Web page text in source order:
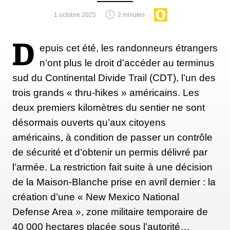
longue interview qu'elle a accordée à Outside.
Ce que représente le succès de
« Wild » pour moi
"J'ai passé des années à essayer de donner un sens à
la mort de ma mère et à ce que cette randonnée
signifiait pour moi. J'ai tout mis dans ce livre. Le
fait qu'il ait été accueilli avec autant de passion par
tant de gens, dans tant de langues et de cultures
différentes, c’est le rêve que j’ai toujours eu en tant
qu’écrivain. Il a touché un public. Il leur a parlé.
C’est un récit sur ma vie, mais ce que je voulais
1 octobre 2025 2 minutes
D epuis cet été, les randonneurs étrangers
n’ont plus le droit d’accéder au terminus
sud du Continental Divide Trail (CDT), l’un des
trois grands « thru-hikes » américains. Les
deux premiers kilomètres du sentier ne sont
désormais ouverts qu’aux citoyens
américains, à condition de passer un contrôle
de sécurité et d’obtenir un permis délivré par
l’armée. La restriction fait suite à une décision
de la Maison-Blanche prise en avril dernier : la
création d’une « New Mexico National
Defense Area », zone militaire temporaire de
40 000 hectares placée sous l’autorité…